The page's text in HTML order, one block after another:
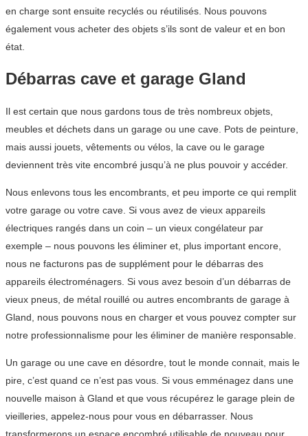
en charge sont ensuite recyclés ou réutilisés. Nous pouvons
également vous acheter des objets s’ils sont de valeur et en bon
état.
Débarras cave et garage Gland
Il est certain que nous gardons tous de très nombreux objets,
meubles et déchets dans un garage ou une cave. Pots de peinture,
mais aussi jouets, vêtements ou vélos, la cave ou le garage
deviennent très vite encombré jusqu’à ne plus pouvoir y accéder.
Nous enlevons tous les encombrants, et peu importe ce qui remplit
votre garage ou votre cave. Si vous avez de vieux appareils
électriques rangés dans un coin – un vieux congélateur par
exemple – nous pouvons les éliminer et, plus important encore,
nous ne facturons pas de supplément pour le débarras des
appareils électroménagers. Si vous avez besoin d’un débarras de
vieux pneus, de métal rouillé ou autres encombrants de garage à
Gland, nous pouvons nous en charger et vous pouvez compter sur
notre professionnalisme pour les éliminer de manière responsable.
Un garage ou une cave en désordre, tout le monde connait, mais le
pire, c’est quand ce n’est pas vous. Si vous emménagez dans une
nouvelle maison à Gland et que vous récupérez le garage plein de
vieilleries, appelez-nous pour vous en débarrasser. Nous